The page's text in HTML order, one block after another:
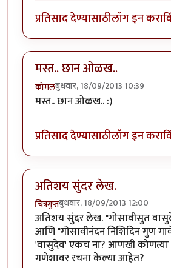
प्रतिसाद देण्यासाठीलॉग इन करा
मस्त.. छान ओळख..
कोमलबुधवार, 18/09/2013 10:39
मस्त.. छान ओळख.. :)
प्रतिसाद देण्यासाठीलॉग इन करा
अतिशय सुंदर लेख.
चित्रगुप्तबुधवार, 18/09/2013 12:00
अतिशय सुंदर लेख. "गोसावीसुत
आणि "गोसावीनंदन निशिदिन गुण
'वासुदेव' एकच ना? आणखी
गणेशावर रचना केल्या आहेत?